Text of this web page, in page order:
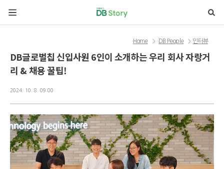
Home > DB People > 인터뷰
DB글로벌칩 신입사원 6인이 소개하는 우리 회사 자랑거
리 & 채용 꿀팁!
2024. 10. 8. 09:00